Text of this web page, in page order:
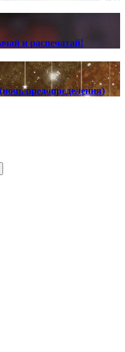
и распечатай!
предопределения)